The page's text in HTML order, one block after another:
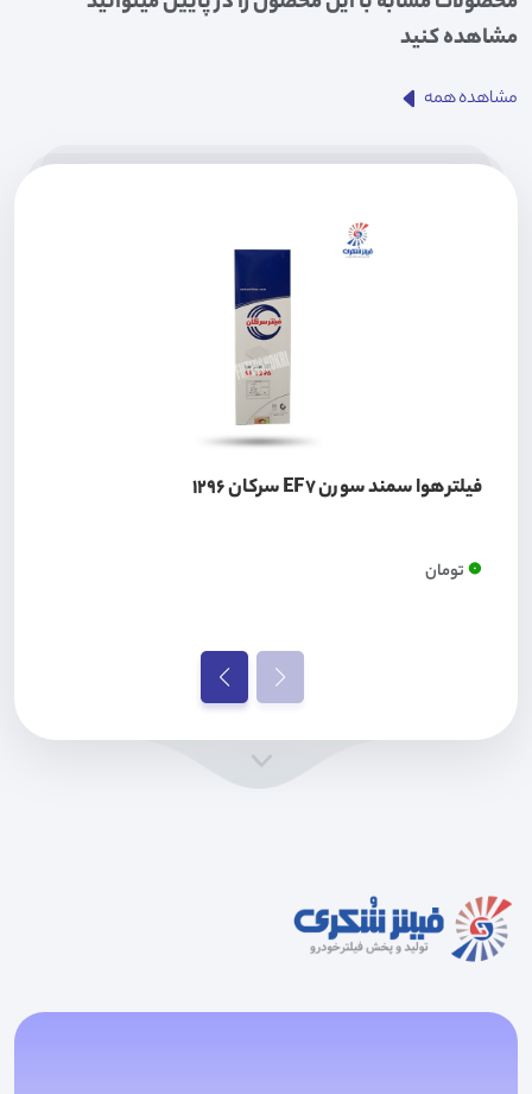
مشاهده کنید
مشاهده همه
فیلتر هوا سمند سورن EF7 سرکان 1296
0تومان